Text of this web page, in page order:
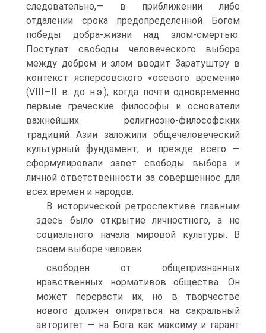
следовательно,— в приближении либо
отдалении срока предопределенной Богом
победы добра-жизни над злом-смертью.
Постулат свободы человеческого выбора
между добром и злом вводит Заратуштру в
контекст ясперсовского «осевого времени»
(VIII—II в. до н.э.), когда почти одновременно
первые греческие философы и основатели
важнейших религиозно-философских
традиций Азии заложили общечеловеческий
культурный фундамент, и прежде всего —
сформулировали завет свободы выбора и
личной ответственности за совершенное для
всех времен и народов.
В исторической ретроспективе главным
здесь было открытие личностного, а не
социального начала мировой культуры. В
своем выборе человек
свободен от общепризнанных
нравственных нормативов общества. Он
может перерасти их, но в творчестве
нового должен опираться на сакральный
авторитет — на Бога как максиму и гарант